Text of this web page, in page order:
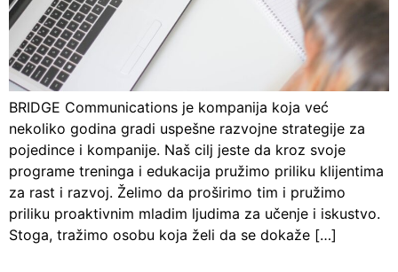
BRIDGE Communications je kompanija koja već
nekoliko godina gradi uspešne razvojne strategije za
pojedince i kompanije. Naš cilj jeste da kroz svoje
programe treninga i edukacija pružimo priliku klijentima
za rast i razvoj. Želimo da proširimo tim i pružimo
priliku proaktivnim mladim ljudima za učenje i iskustvo.
Stoga, tražimo osobu koja želi da se dokaže […]